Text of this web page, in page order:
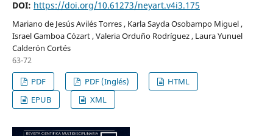
DOI: https://doi.org/10.61273/neyart.v4i3.175
Mariano de Jesús Avilés Torres , Karla Sayda Osobampo Miguel ,
Israel Gamboa Cózart , Valeria Orduño Rodríguez , Laura Yunuel
Calderón Cortés
63-72
PDF
PDF (Inglés)
HTML
EPUB
XML